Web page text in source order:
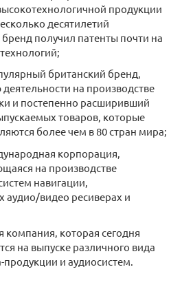
продукции
десятилетий
получил патенты почти на
британский бренд,
на производстве
и постепенно расширивший
товаров, которые
более чем в 80 стран мира;
корпорация,
на производстве
навигации,
аудио/видео ресиверах и
компания, которая сегодня
на выпуске различного вида
и аудиосистем.